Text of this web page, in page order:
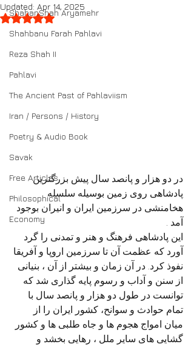
ShahanShah Aryamehr
Shahbanu Farah Pahlavi
Reza Shah II
Pahlavi
The Ancient Past of Pahlaviism
Iran / Persons / History
Poetry & Audio Book
Savak
Free Articles
Philosophical
Economy
Updated: Apr 14, 2025
Rated NaN out of 5 stars.
در دو هزار و پانصد سال پیش بزرگترین
پادشاهی روی زمین بوسیله سلسله
هخامنشی در سرزمین ایران و انیران بوجود
آمد .
این پادشاهی فرهنگ و هنر و تمدنی را گرد
آورد که عظمت آن تا سرزمین اروپا و آفریقا
نفوذ کرد. در آن زمان و بیشتر از آن ، بنیانی
از سنن و آداب و رسوم پایه گذاری شد که
توانست در طول دو هزار و پانصد سال با
تمام حوادث و سوانح، کشور ایران را از
میان امواج هجوم ها و جاه طلبی ها و کشور
گشایی های سایر ملل ، رهایی بخشد و